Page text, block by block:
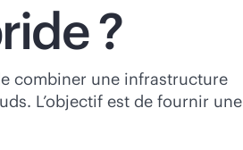
?
combiner une infrastructure
L’objectif est de fournir une